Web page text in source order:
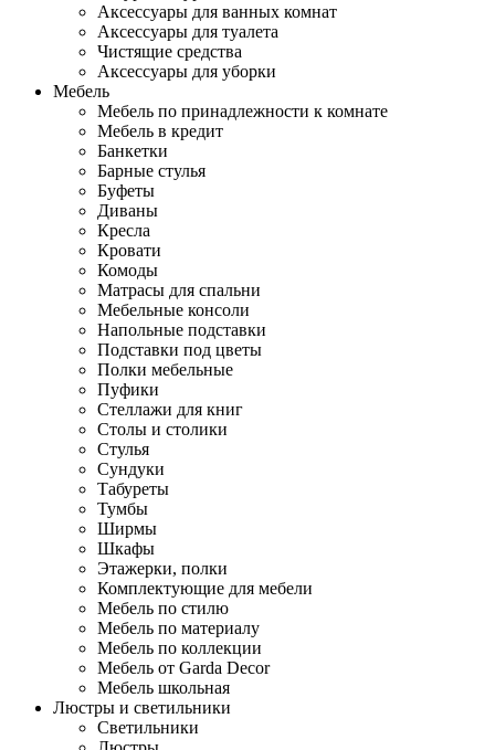
Аксессуары для ванных комнат
Аксессуары для туалета
Чистящие средства
Аксессуары для уборки
Мебель
Мебель по принадлежности к комнате
Мебель в кредит
Банкетки
Барные стулья
Буфеты
Диваны
Кресла
Кровати
Комоды
Матрасы для спальни
Мебельные консоли
Напольные подставки
Подставки под цветы
Полки мебельные
Пуфики
Стеллажи для книг
Столы и столики
Стулья
Сундуки
Табуреты
Тумбы
Ширмы
Шкафы
Этажерки, полки
Комплектующие для мебели
Мебель по стилю
Мебель по материалу
Мебель по коллекции
Мебель от Garda Decor
Мебель школьная
Люстры и светильники
Светильники